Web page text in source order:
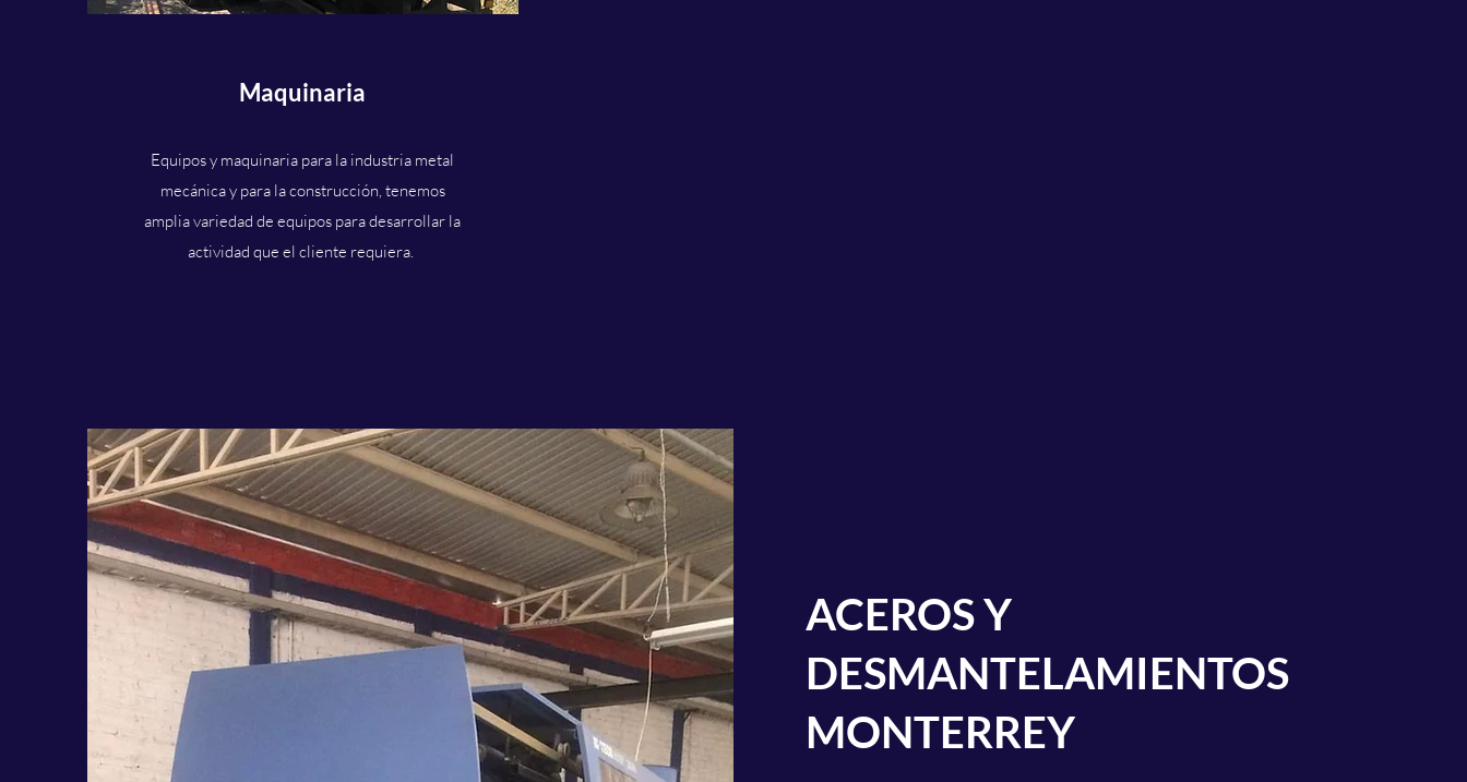
Maquinaria
Equipos y maquinaria para la industria metal
mecánica y para la construcción, tenemos
amplia variedad de equipos para desarrollar la
actividad que el cliente requiera.
ACEROS Y
DESMANTELAMIENTOS
MONTERREY